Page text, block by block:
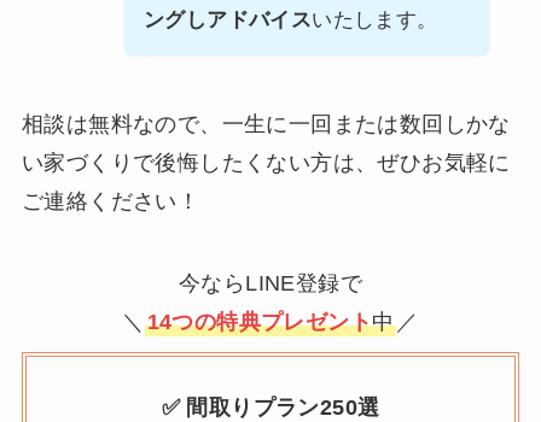
ングしアドバイスいたします。
相談は無料なので、一生に一回または数回しかな
い家づくりで後悔したくない方は、ぜひお気軽に
ご連絡ください！
今ならLINE登録で
＼ 14つの特典プレゼント中 ／
✅ 間取りプラン250選